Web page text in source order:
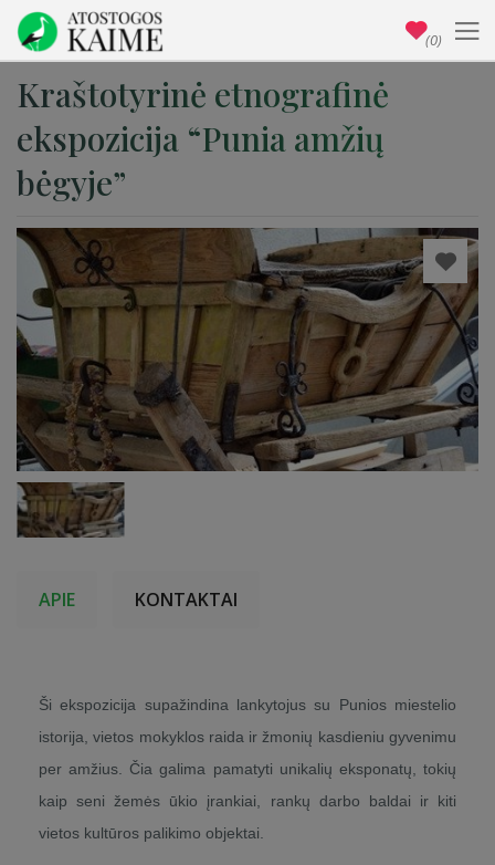
Kraštotyrinė etnografinė
ekspozicija “Punia amžių
bėgyje”
APIE KONTAKTAI
Ši ekspozicija supažindina lankytojus su Punios miestelio
istorija, vietos mokyklos raida ir žmonių kasdieniu gyvenimu
per amžius. Čia galima pamatyti unikalių eksponatų, tokių
kaip seni žemės ūkio įrankiai, rankų darbo baldai ir kiti
vietos kultūros palikimo objektai.
(0)